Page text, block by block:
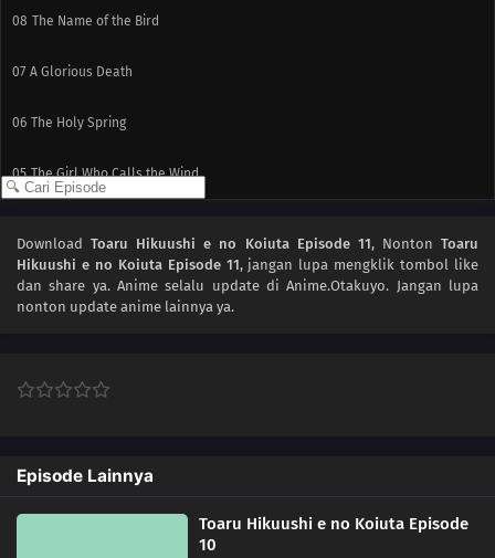
08 The Name of the Bird
07 A Glorious Death
06 The Holy Spring
05 The Girl Who Calls the Wind
03 The Wind Revolution
DownloadToaru Hikuushi e no Koiuta Episode 11, NontonToaru
Hikuushi e no Koiuta Episode 11, jangan lupa mengklik tombol like
dan share ya. Animeselalu update di Anime.Otakuyo. Jangan lupa
nonton update anime lainnya ya.
Episode Lainnya
Toaru Hikuushi e no Koiuta Episode
10